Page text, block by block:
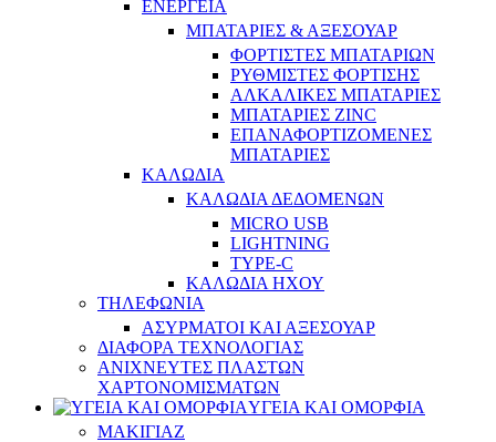
ΕΝΕΡΓΕΙΑ
ΜΠΑΤΑΡΙΕΣ & ΑΞΕΣΟΥΑΡ
ΦΟΡΤΙΣΤΕΣ ΜΠΑΤΑΡΙΩΝ
ΡΥΘΜΙΣΤΕΣ ΦΟΡΤΙΣΗΣ
ΑΛΚΑΛΙΚΕΣ ΜΠΑΤΑΡΙΕΣ
ΜΠΑΤΑΡΙΕΣ ZINC
ΕΠΑΝΑΦΟΡΤΙΖΟΜΕΝΕΣ
ΜΠΑΤΑΡΙΕΣ
ΚΑΛΩΔΙΑ
ΚΑΛΩΔΙΑ ΔΕΔΟΜΕΝΩΝ
MICRO USB
LIGHTNING
TYPE-C
ΚΑΛΩΔΙΑ ΗΧΟΥ
ΤΗΛΕΦΩΝΙΑ
ΑΣΥΡΜΑΤΟΙ ΚΑΙ ΑΞΕΣΟΥΑΡ
ΔΙΑΦΟΡΑ ΤΕΧΝΟΛΟΓΙΑΣ
ΑΝΙΧΝΕΥΤΕΣ ΠΛΑΣΤΩΝ
ΧΑΡΤΟΝΟΜΙΣΜΑΤΩΝ
ΥΓΕΙΑ ΚΑΙ ΟΜΟΡΦΙΑ
ΜΑΚΙΓΙΑΖ